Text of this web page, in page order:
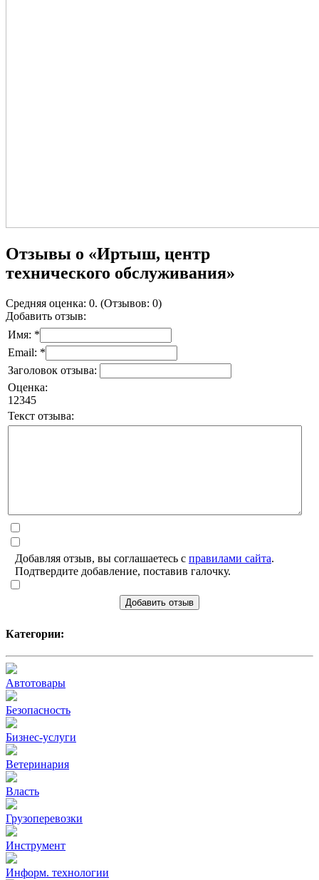
Отзывы о «Иртыш, центр
технического обслуживания»
Средняя оценка: 0. (Отзывов: 0)
Добавить отзыв:
Имя: *
Email: *
Заголовок отзыва:
Оценка:
1 2345
Текст отзыва:
Добавляя отзыв, вы соглашаетесь с правилами сайта.
Подтвердите добавление, поставив галочку.
Добавить отзыв
Категории:
Автотовары
Безопасность
Бизнес-услуги
Ветеринария
Власть
Грузоперевозки
Инструмент
Информ. технологии